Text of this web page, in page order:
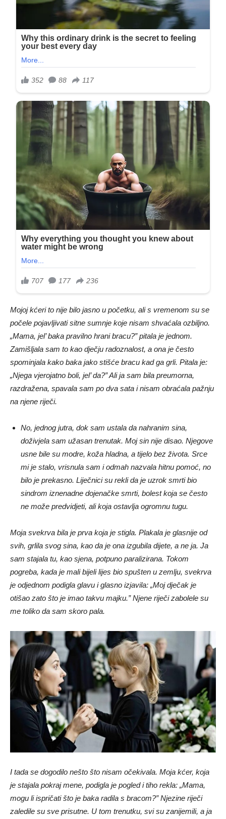
Mojoj kćeri to nije bilo jasno u početku, ali s vremenom su se
počele pojavljivati sitne sumnje koje nisam shvaćala ozbiljno.
„Mama, jel’ baka pravilno hrani bracu?” pitala je jednom.
Zamišljala sam to kao dječju radoznalost, a ona je često
spominjala kako baka jako stišće bracu kad ga grli. Pitala je:
„Njega vjerojatno boli, jel’ da?” Ali ja sam bila preumorna,
razdražena, spavala sam po dva sata i nisam obraćala pažnju
na njene riječi.
No, jednog jutra, dok sam ustala da nahranim sina,
doživjela sam užasan trenutak. Moj sin nije disao. Njegove
usne bile su modre, koža hladna, a tijelo bez života. Srce
mi je stalo, vrisnula sam i odmah nazvala hitnu pomoć, no
bilo je prekasno. Liječnici su rekli da je uzrok smrti bio
sindrom iznenadne dojenačke smrti, bolest koja se često
ne može predvidjeti, ali koja ostavlja ogromnu tugu.
Moja svekrva bila je prva koja je stigla. Plakala je glasnije od
svih, grlila svog sina, kao da je ona izgubila dijete, a ne ja. Ja
sam stajala tu, kao sjena, potpuno paralizirana. Tokom
pogreba, kada je mali bijeli lijes bio spušten u zemlju, svekrva
je odjednom podigla glavu i glasno izjavila: „Moj dječak je
otišao zato što je imao takvu majku.” Njene riječi zabolele su
me toliko da sam skoro pala.
I tada se dogodilo nešto što nisam očekivala. Moja kćer, koja
je stajala pokraj mene, podigla je pogled i tiho rekla: „Mama,
mogu li ispričati što je baka radila s bracom?” Njezine riječi
zaledile su sve prisutne. U tom trenutku, svi su zanijemili, a ja